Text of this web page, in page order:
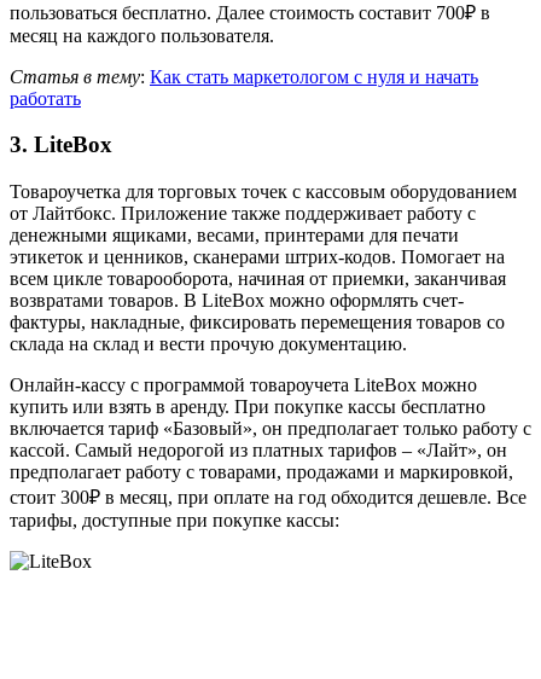
пользоваться бесплатно. Далее стоимость составит 700₽ в
месяц на каждого пользователя.
Статья в тему: Как стать маркетологом с нуля и начать
работать
3. LiteBox
Товароучетка для торговых точек с кассовым оборудованием
от Лайтбокс. Приложение также поддерживает работу с
денежными ящиками, весами, принтерами для печати
этикеток и ценников, сканерами штрих-кодов. Помогает на
всем цикле товарооборота, начиная от приемки, заканчивая
возвратами товаров. В LiteBox можно оформлять счет-
фактуры, накладные, фиксировать перемещения товаров со
склада на склад и вести прочую документацию.
Онлайн-кассу с программой товароучета LiteBox можно
купить или взять в аренду. При покупке кассы бесплатно
включается тариф «Базовый», он предполагает только работу с
кассой. Самый недорогой из платных тарифов – «Лайт», он
предполагает работу с товарами, продажами и маркировкой,
стоит 300₽ в месяц, при оплате на год обходится дешевле. Все
тарифы, доступные при покупке кассы: